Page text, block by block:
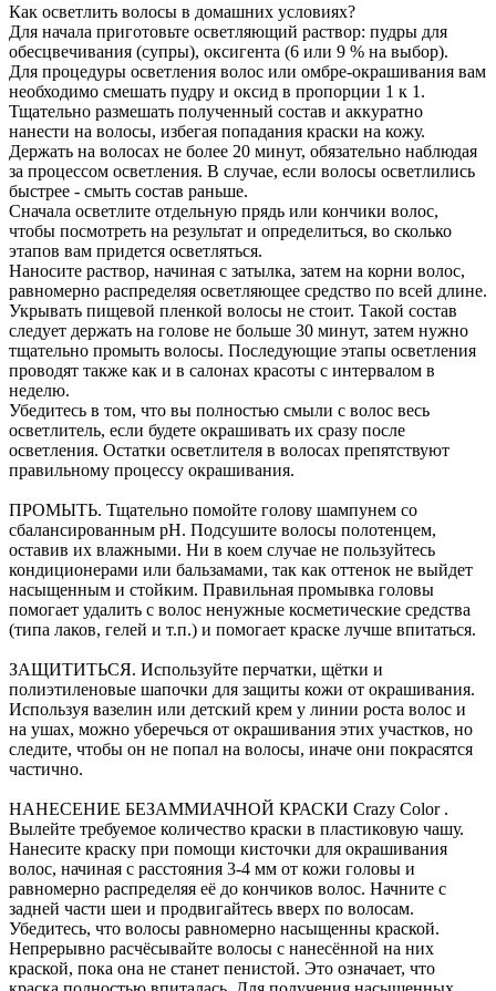
Как осветлить волосы в домашних условиях?
Для начала приготовьте осветляющий раствор: пудры для
обесцвечивания (супры), оксигента (6 или 9 % на выбор).
Для процедуры осветления волос или омбре-окрашивания вам
необходимо смешать пудру и оксид в пропорции 1 к 1.
Тщательно размешать полученный состав и аккуратно
нанести на волосы, избегая попадания краски на кожу.
Держать на волосах не более 20 минут, обязательно наблюдая
за процессом осветления. В случае, если волосы осветлились
быстрее - смыть состав раньше.
Сначала осветлите отдельную прядь или кончики волос,
чтобы посмотреть на результат и определиться, во сколько
этапов вам придется осветляться.
Наносите раствор, начиная с затылка, затем на корни волос,
равномерно распределяя осветляющее средство по всей длине.
Укрывать пищевой пленкой волосы не стоит. Такой состав
следует держать на голове не больше 30 минут, затем нужно
тщательно промыть волосы. Последующие этапы осветления
проводят также как и в салонах красоты с интервалом в
неделю.
Убедитесь в том, что вы полностью смыли с волос весь
осветлитель, если будете окрашивать их сразу после
осветления. Остатки осветлителя в волосах препятствуют
правильному процессу окрашивания.
ПРОМЫТЬ. Тщательно помойте голову шампунем со
сбалансированным pH. Подсушите волосы полотенцем,
оставив их влажными. Ни в коем случае не пользуйтесь
кондиционерами или бальзамами, так как оттенок не выйдет
насыщенным и стойким. Правильная промывка головы
помогает удалить с волос ненужные косметические средства
(типа лаков, гелей и т.п.) и помогает краске лучше впитаться.
ЗАЩИТИТЬСЯ. Используйте перчатки, щётки и
полиэтиленовые шапочки для защиты кожи от окрашивания.
Используя вазелин или детский крем у линии роста волос и
на ушах, можно уберечься от окрашивания этих участков, но
следите, чтобы он не попал на волосы, иначе они покрасятся
частично.
НАНЕСЕНИЕ БЕЗАММИАЧНОЙ КРАСКИ Crazy Color .
Вылейте требуемое количество краски в пластиковую чашу.
Нанесите краску при помощи кисточки для окрашивания
волос, начиная с расстояния 3-4 мм от кожи головы и
равномерно распределяя её до кончиков волос. Начните с
задней части шеи и продвигайтесь вверх по волосам.
Убедитесь, что волосы равномерно насыщенны краской.
Непрерывно расчёсывайте волосы с нанесённой на них
краской, пока она не станет пенистой. Это означает, что